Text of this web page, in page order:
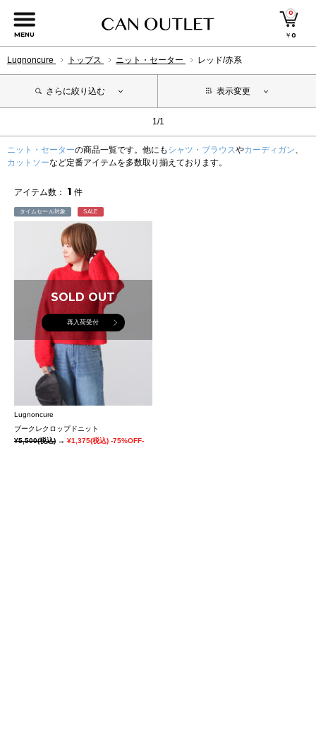
MENU
0
￥0
Lugnoncure トップス ニット・セーター レッド/赤系
さらに絞り込む 表示変更
1/1
ニット・セーターの商品一覧です。他にも シャツ・ブラウスやカーディガン、
カットソーなど定番アイテムを多数取り揃えております。
アイテム数： 1 件
タイムセール対象 SALE
SOLD OUT
再入荷受付
Lugnoncure
ブークレクロップドニット
¥5,500(税込) → ¥1,375(税込) -75%OFF-